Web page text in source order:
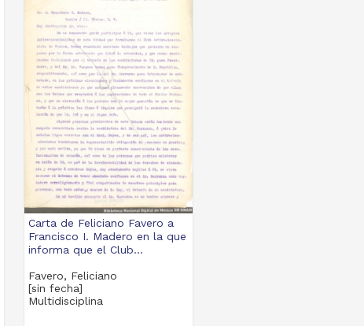
Carta de Feliciano Favero a
Francisco I. Madero en la que
informa que el Club...
Favero, Feliciano
[sin fecha]
Multidisciplina